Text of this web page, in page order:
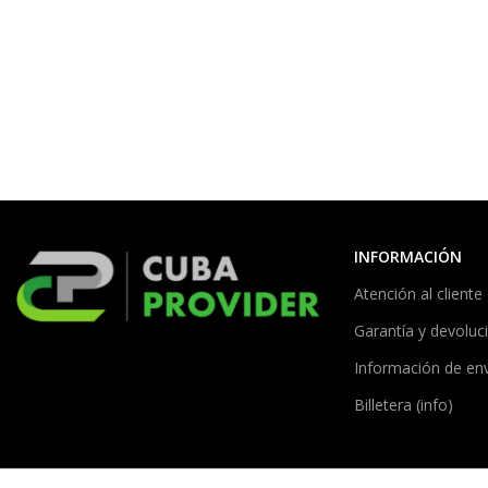
INFORMACIÓN
Atención al cliente
Garantía y
Información de
Billetera (info)